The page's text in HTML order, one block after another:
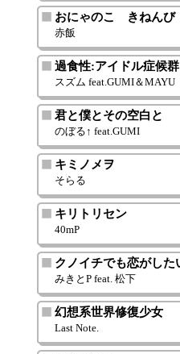
おにゃのこ きねんび
赤飯
過食性:アイドル症候群
スズム feat.GUMI＆MAYU
君と僕とその空白と
のぼる↑ feat.GUMI
キミノメヲ
そらる
キリトリセン
40mP
クノイチでも恋がした
みきとP feat. 松下
幻想系世界修復少女
Last Note.